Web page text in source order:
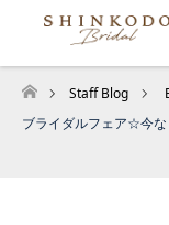
ホーム
Staff Blog
ブライダルフェア☆今